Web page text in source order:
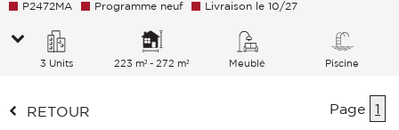
P2472MA
Programme neuf Livraison le 10/27
3 Units 223 m² - 272 m² Meublé Piscine
RETOUR Page 1